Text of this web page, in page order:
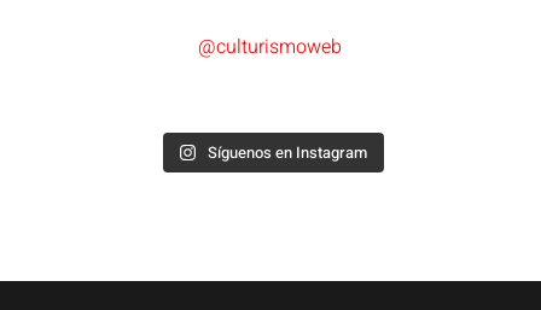
@culturismoweb
Síguenos en Instagram